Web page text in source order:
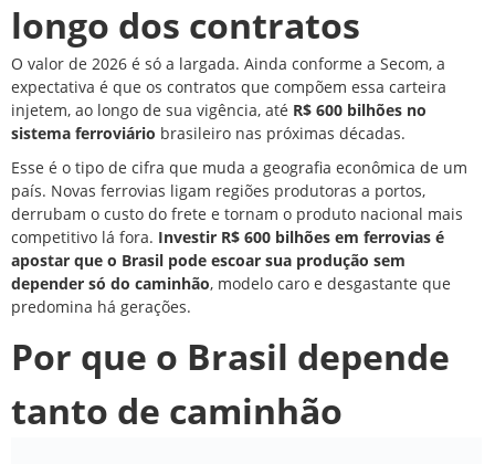
longo dos contratos
O valor de 2026 é só a largada. Ainda conforme a Secom, a
expectativa é que os contratos que compõem essa carteira
injetem, ao longo de sua vigência, até R$ 600 bilhões no
sistema ferroviário brasileiro nas próximas décadas.
Esse é o tipo de cifra que muda a geografia econômica de um
país. Novas ferrovias ligam regiões produtoras a portos,
derrubam o custo do frete e tornam o produto nacional mais
competitivo lá fora. Investir R$ 600 bilhões em ferrovias é
apostar que o Brasil pode escoar sua produção sem
depender só do caminhão, modelo caro e desgastante que
predomina há gerações.
Por que o Brasil depende
tanto de caminhão